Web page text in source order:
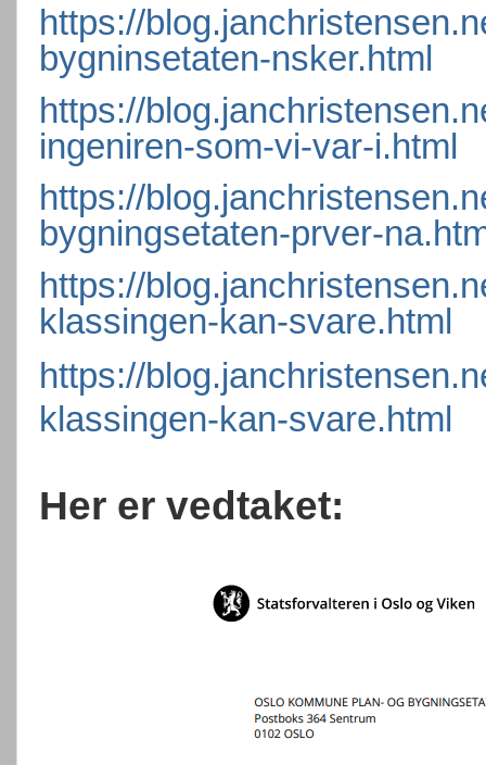
https://
bygninsetaten-nsker.html
https://
ingeniren-som-vi-var-i.html
https://
bygningsetaten-prver-
https://
klassingen-kan-svare.html
https://
klassingen-kan-svare.html
Her er vedtaket: